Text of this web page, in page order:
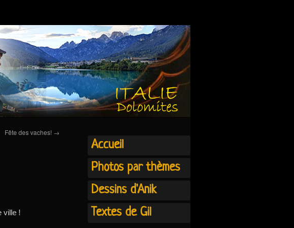
Fête des vaches! →
ville !
Accueil
Photos par thèmes
Dessins d'Anik
Textes de Gil